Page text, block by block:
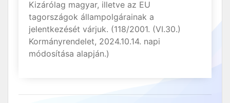
Kizárólag magyar, illetve az EU
tagországok állampolgárainak a
jelentkezését várjuk. (118/2001. (VI.30.)
Kormányrendelet, 2024.10.14. napi
módosítása alapján.)